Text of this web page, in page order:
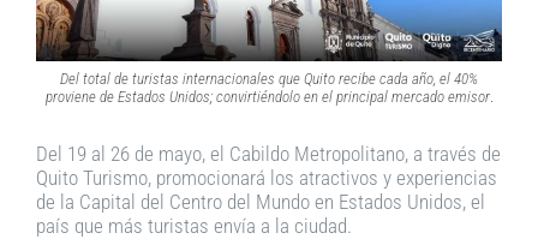
Del total de turistas internacionales que Quito recibe cada año, el 40%
proviene de Estados Unidos; convirtiéndolo en el principal mercado emisor.
Del 19 al 26 de mayo, el Cabildo Metropolitano, a través de
Quito Turismo, promocionará los atractivos y experiencias
de la Capital del Centro del Mundo en Estados Unidos, el
país que más turistas envía a la ciudad.